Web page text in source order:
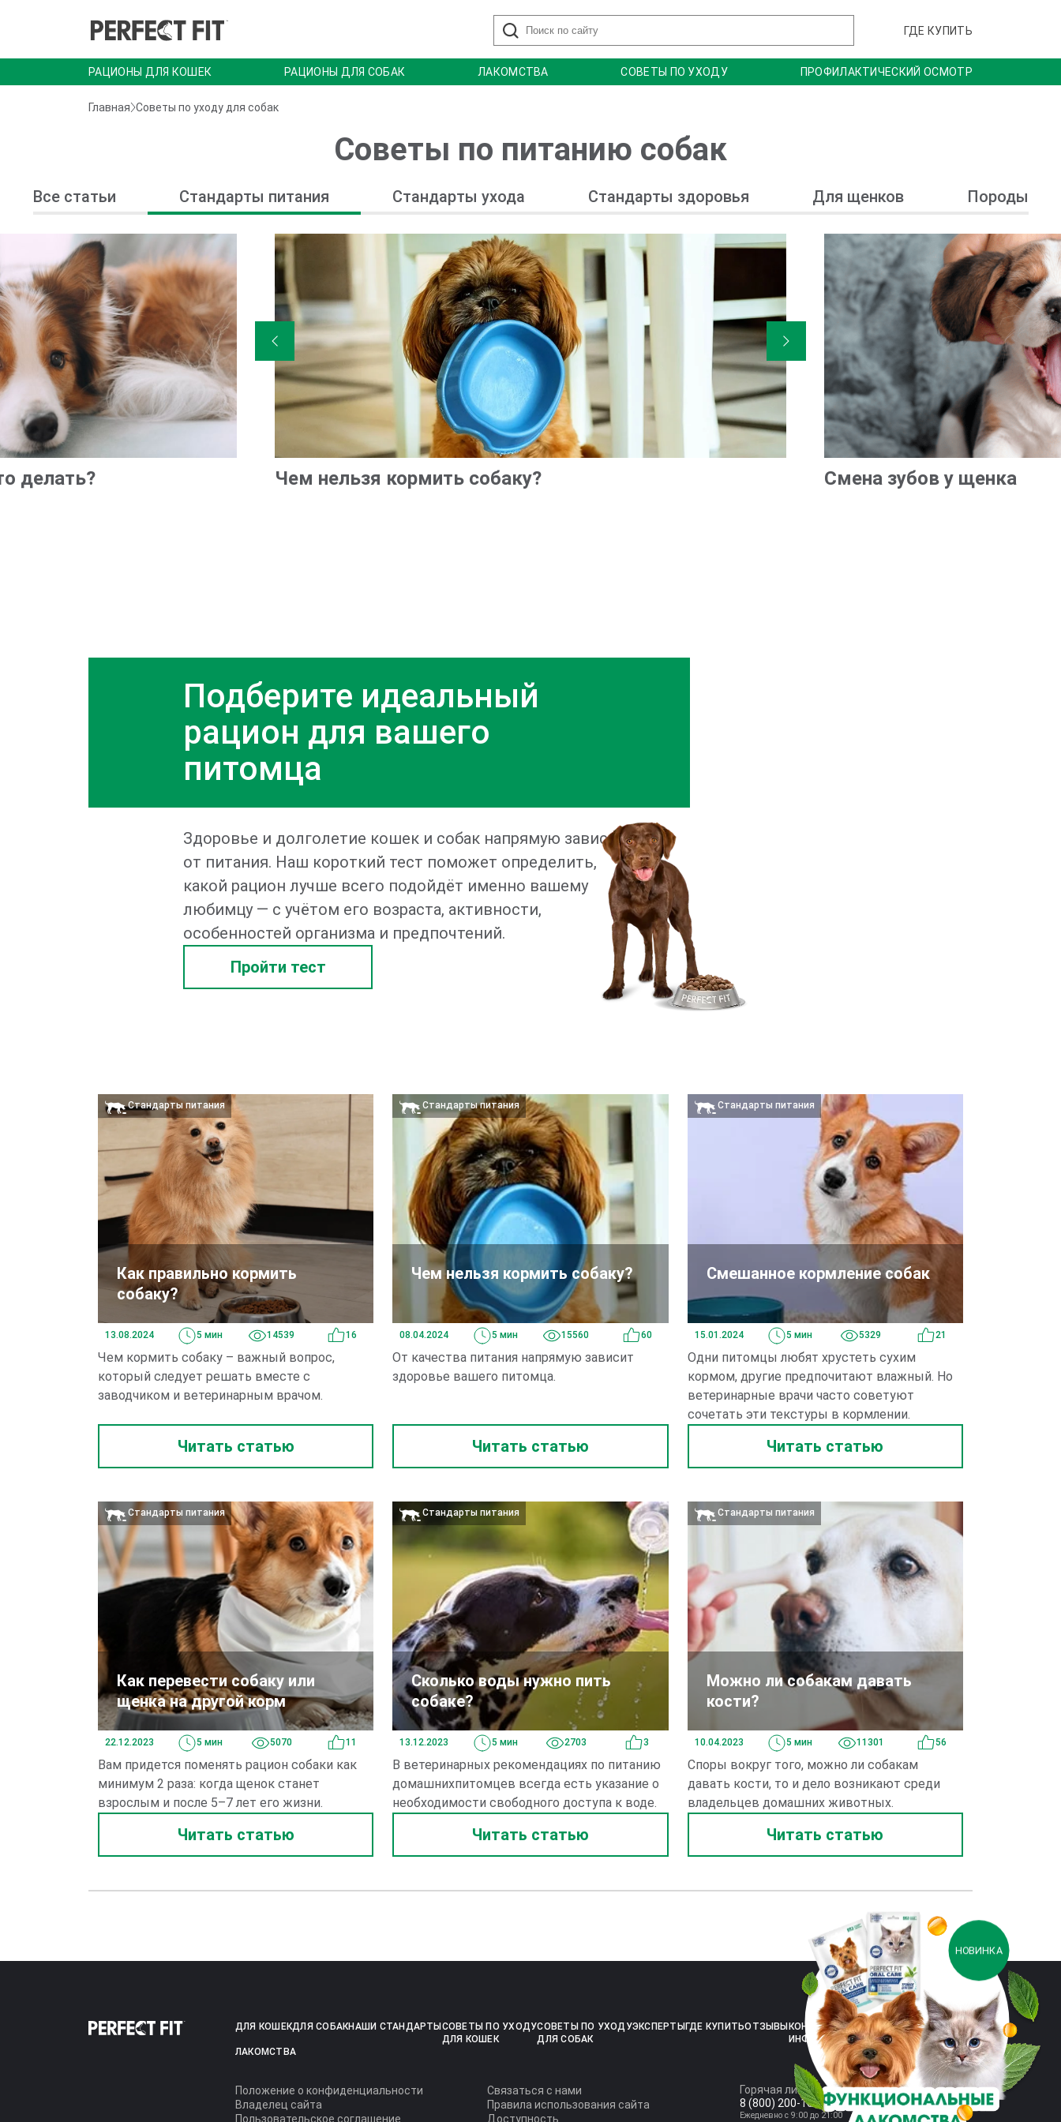
РАЦИОНЫ ДЛЯ КОШЕК РАЦИОНЫ ДЛЯ СОБАК ЛАКОМСТВА СОВЕТЫ ПО УХОДУ ПРОФИЛАКТИЧЕСКИЙ ОСМОТР
ГДЕ КУПИТЬ
Главная Советы по уходу для собак
Советы по питанию собак
Все статьи Стандарты питания Стандарты ухода Стандарты здоровья Для щенков Породы
Чем нельзя кормить собаку? Смена зубов у щенка
делать?
Подберите идеальный
рацион для вашего
питомца
Здоровье и долголетие кошек и собак напрямую зависят
от питания. Наш короткий тест поможет определить,
какой рацион лучше всего подойдёт именно вашему
любимцу — с учётом его возраста, активности,
особенностей организма и предпочтений.
Пройти тест
Стандарты питания
Как правильно кормить
собаку?
13.08.2024 5 мин 14539 16
Чем кормить собаку – важный вопрос,
который следует решать вместе с
заводчиком и ветеринарным врачом.
Читать статью
Стандарты питания
Чем нельзя кормить собаку?
08.04.2024 5 мин 15560 60
От качества питания напрямую зависит
здоровье вашего питомца.
Читать статью
Стандарты питания
Смешанное кормление собак
15.01.2024 5 мин 5329 21
Одни питомцы любят хрустеть сухим
кормом, другие предпочитают влажный. Но
ветеринарные врачи часто советуют
сочетать эти текстуры в кормлении.
Читать статью
Стандарты питания
Как перевести собаку или
щенка на другой корм
22.12.2023 5 мин 5070 11
Вам придется поменять рацион собаки как
минимум 2 раза: когда щенок станет
взрослым и после 5–7 лет его жизни.
Читать статью
Стандарты питания
Сколько воды нужно пить
собаке?
13.12.2023 5 мин 2703 3
В ветеринарных рекомендациях по питанию
домашнихпитомцев всегда есть указание о
необходимости свободного доступа к воде.
Читать статью
Стандарты питания
Можно ли собакам давать
кости?
10.04.2023 5 мин 11301 56
Споры вокруг того, можно ли собакам
давать кости, то и дело возникают среди
владельцев домашних животных.
Читать статью
НОВИНКА
ДЛЯ КОШЕКДЛЯ СОБАКНАШИ СТАНДАРТЫ СОВЕТЫ ПО УХОДУ
ДЛЯ КОШЕК
СОВЕТЫ ПО УХОДУ
ДЛЯ СОБАК
ЭКСПЕРТЫ ГДЕ КУПИТЬОТЗЫВЫ КОНТАКТНАЯ
ИНФОРМАЦИЯ
ПРОФИЛАКТИЧЕСКИЙ
ОСМОТР
ЛАКОМСТВА
Положение о конфиденциальности
Владелец сайта
Пользовательское соглашение
Связаться с нами
Правила использования сайта
Доступность
Горячая линия:
8 (800) 200-10-00
Ежедневно с 9:00 до 21:00